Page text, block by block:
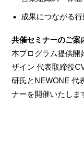
成果につながる
共催セミナーのご案
本プログラム提供開
ザイン 代表取締役
研氏とNEWONE 代
ナーを開催いたしま